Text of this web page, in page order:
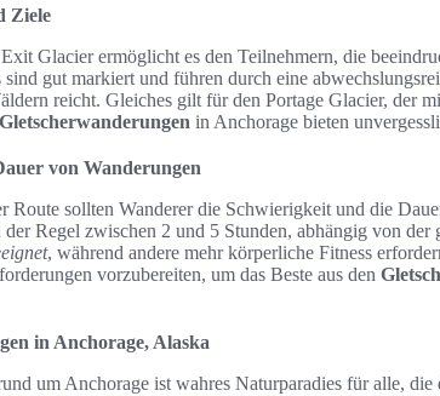
Ziele
Glacier ermöglicht es den Teilnehmern, die
gut markiert und führen durch eine
reicht. Gleiches gilt für den Portage Glacier, der
in Anchorage bieten
von Wanderungen
Route sollten Wanderer die Schwierigkeit und die
Regel zwischen 2 und 5 Stunden, abhängig von der
, während andere mehr körperliche Fitness
vorzubereiten, um das Beste aus den
in Anchorage, Alaska
um Anchorage ist wahres Naturparadies für alle,